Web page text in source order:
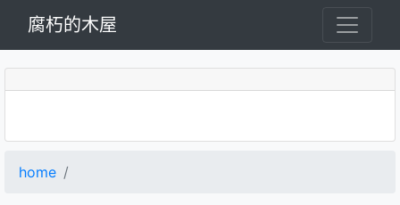
腐朽的木屋
home